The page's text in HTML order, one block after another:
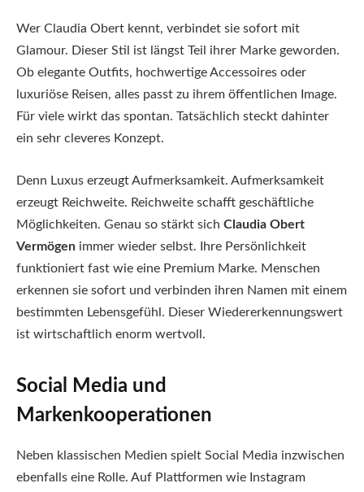
Wer Claudia Obert kennt, verbindet sie sofort mit
Glamour. Dieser Stil ist längst Teil ihrer Marke geworden.
Ob elegante Outfits, hochwertige Accessoires oder
luxuriöse Reisen, alles passt zu ihrem öffentlichen Image.
Für viele wirkt das spontan. Tatsächlich steckt dahinter
ein sehr cleveres Konzept.
Denn Luxus erzeugt Aufmerksamkeit. Aufmerksamkeit
erzeugt Reichweite. Reichweite schafft geschäftliche
Möglichkeiten. Genau so stärkt sich Claudia Obert
Vermögen immer wieder selbst. Ihre Persönlichkeit
funktioniert fast wie eine Premium Marke. Menschen
erkennen sie sofort und verbinden ihren Namen mit einem
bestimmten Lebensgefühl. Dieser Wiedererkennungswert
ist wirtschaftlich enorm wertvoll.
Social Media und
Markenkooperationen
Neben klassischen Medien spielt Social Media inzwischen
ebenfalls eine Rolle. Auf Plattformen wie Instagram